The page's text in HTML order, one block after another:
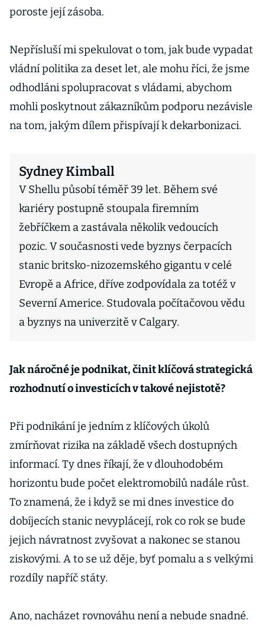
poroste její zásoba.
Nepřísluší mi spekulovat o tom, jak bude vypadat
vládní politika za deset let, ale mohu říci, že jsme
odhodláni spolupracovat s vládami, abychom
mohli poskytnout zákazníkům podporu nezávisle
na tom, jakým dílem přispívají k dekarbonizaci.
Sydney Kimball
V Shellu působí téměř 39 let. Během své
kariéry postupně stoupala firemním
žebříčkem a zastávala několik vedoucích
pozic. V současnosti vede byznys čerpacích
stanic britsko-nizozemského gigantu v celé
Evropě a Africe, dříve zodpovídala za totéž v
Severní Americe. Studovala počítačovou vědu
a byznys na univerzitě v Calgary.
Jak náročné je podnikat, činit klíčová strategická
rozhodnutí o investicích v takové nejistotě?
Při podnikání je jedním z klíčových úkolů
zmírňovat rizika na základě všech dostupných
informací. Ty dnes říkají, že v dlouhodobém
horizontu bude počet elektromobilů nadále růst.
To znamená, že i když se mi dnes investice do
dobíjecích stanic nevyplácejí, rok co rok se bude
jejich návratnost zvyšovat a nakonec se stanou
ziskovými. A to se už děje, byť pomalu a s velkými
rozdíly napříč státy.
Ano, nacházet rovnováhu není a nebude snadné.